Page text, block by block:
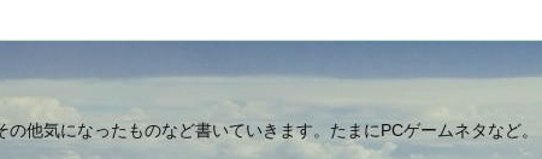
他気になったものなど書いていきます。たまにPCゲームネタなど。